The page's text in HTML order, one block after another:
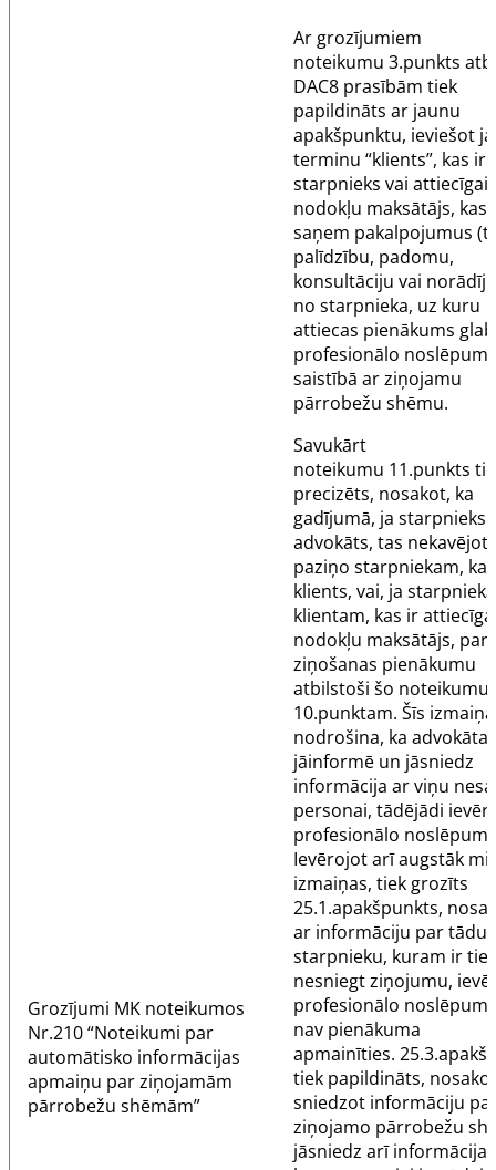
Grozījumi MK noteikumos
Nr.210“Noteikumi par
automātisko informācijas
apmaiņu par ziņojamām
pārrobežu shēmām”
Ar grozījumiem
noteikumu 3.punkts
DAC8 prasībām tiek
papildināts ar jaunu
apakšpunktu, ieviešot
terminu “klients”, kas ir
starpnieks vai attiecīgais
nodokļu maksātājs, kas
saņem pakalpojumus
palīdzību, padomu,
konsultāciju vai
no starpnieka, uz kuru
attiecas pienākums
profesionālo
saistībā ar ziņojamu
pārrobežu shēmu.
Savukārt
noteikumu 11.punkts
precizēts, nosakot, ka
gadījumā, ja starpnieks
advokāts, tas
paziņo starpniekam,
klients, vai, ja
klientam, kas ir
nodokļu maksātājs, par
ziņošanas pienākumu
atbilstoši šo noteikumu
10.punktam. Šīs
nodrošina, ka
jāinformē un jāsniedz
informācija ar viņu
personai, tādējādi
profesionālo
Ievērojot arī augstāk
izmaiņas, tiek grozīts
25.1.apakšpunkts,
ar informāciju par tādu
starpnieku, kuram ir
nesniegt ziņojumu,
profesionālo
nav pienākuma
apmainīties.
tiek papildināts,
sniedzot informāciju
ziņojamo pārrobežu
jāsniedz arī informācija,